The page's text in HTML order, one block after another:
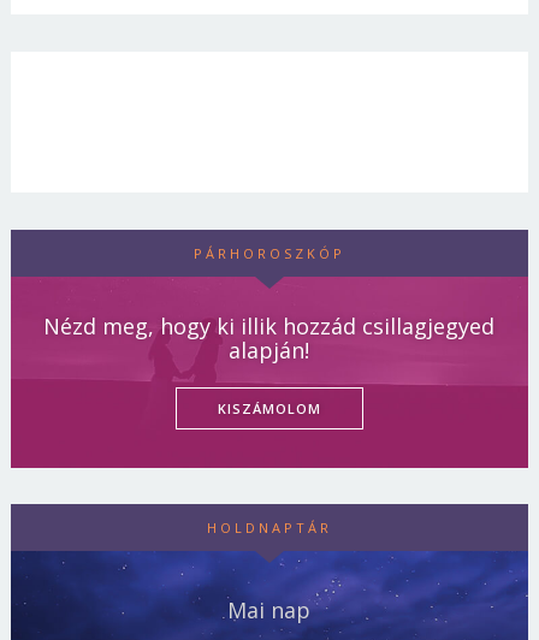
PÁRHOROSZKÓP
Nézd meg, hogy ki illik hozzád csillagjegyed
alapján!
KISZÁMOLOM
HOLDNAPTÁR
Mai nap